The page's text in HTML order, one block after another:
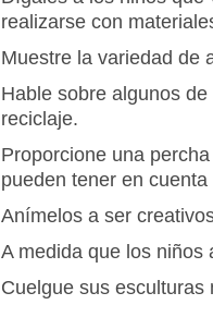
realizarse con
Muestre la variedad de
Hable sobre algunos
reciclaje.
Proporcione una
pueden tener en
Anímelos a ser
A medida que los niños
Cuelgue sus